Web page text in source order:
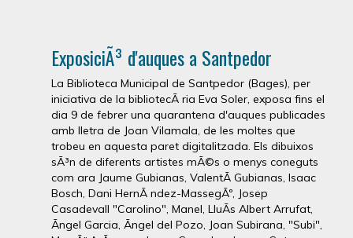
ExposiciÃ³ d'auques a Santpedor
La Biblioteca Municipal de Santpedor (Bages), per
iniciativa de la bibliotecÃ ria Eva Soler, exposa fins el
dia 9 de febrer una quarantena d'auques publicades
amb lletra de Joan Vilamala, de les moltes que
trobeu en aquesta paret digitalitzada. Els dibuixos
sÃ³n de diferents artistes mÃ©s o menys coneguts
com ara Jaume Gubianas, ValentÃ­ Gubianas, Isaac
Bosch, Dani HernÃ ndez-MassegÃº, Josep
Casadevall "Carolino", Manel, LluÃ­s Albert Arrufat,
Ãngel Garcia, Ãngel del Pozo, Joan Subirana, "Subi",